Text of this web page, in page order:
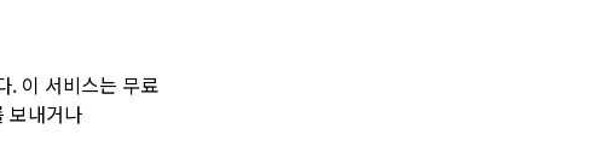
. 이 서비스는 무료
보내거나